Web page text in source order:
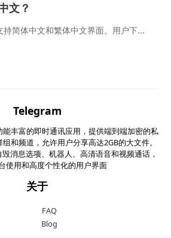
文？
简体中文和繁体中文界面。用户下...
Telegram
能丰富的即时通讯应用，提供端到端加密的私
和频道，允许用户分享高达2GB的大文件。
消息选项、机器人、高清语音和视频通话，
使用和高度个性化的用户界面
关于
FAQ
Blog